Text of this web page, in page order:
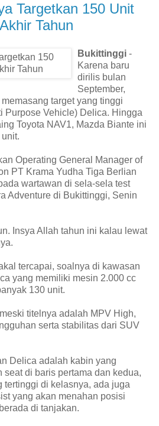
Targetkan 150 Unit
Tahun
Bukittinggi -
Karena baru
dirilis bulan
September,
target yang tinggi
Purpose Vehicle) Delica. Hingga
Toyota NAV1, Mazda Biante ini
Operating General Manager of
PT Krama Yudha Tiga Berlian
wartawan di sela-sela test
Adventure di Bukittinggi, Senin
Insya Allah tahun ini kalau lewat
tercapai, soalnya di kawasan
yang memiliki mesin 2.000 cc
130 unit.
titelnya adalah MPV High,
serta stabilitas dari SUV
Delica adalah kabin yang
seat di baris pertama dan kedua,
tertinggi di kelasnya, ada juga
yang akan menahan posisi
di tanjakan.